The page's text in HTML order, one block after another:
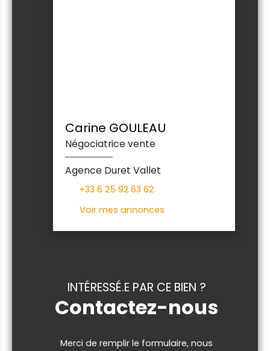
Carine GOULEAU
Négociatrice vente
Agence Duret Vallet
+33 6 25 92 63 62
Voir mes annonces
INTÉRESSÉ.E PAR CE BIEN ?
Contactez-nous
Merci de remplir le formulaire, nous